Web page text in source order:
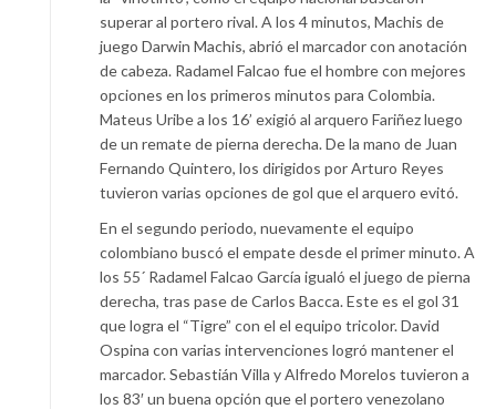
superar al portero rival. A los 4 minutos, Machis de
juego Darwin Machis, abrió el marcador con anotación
de cabeza. Radamel Falcao fue el hombre con mejores
opciones en los primeros minutos para Colombia.
Mateus Uribe a los 16’ exigió al arquero Fariñez luego
de un remate de pierna derecha. De la mano de Juan
Fernando Quintero, los dirigidos por Arturo Reyes
tuvieron varias opciones de gol que el arquero evitó.
En el segundo periodo, nuevamente el equipo
colombiano buscó el empate desde el primer minuto. A
los 55´ Radamel Falcao García igualó el juego de pierna
derecha, tras pase de Carlos Bacca. Este es el gol 31
que logra el “Tigre” con el el equipo tricolor. David
Ospina con varias intervenciones logró mantener el
marcador. Sebastián Villa y Alfredo Morelos tuvieron a
los 83′ un buena opción que el portero venezolano